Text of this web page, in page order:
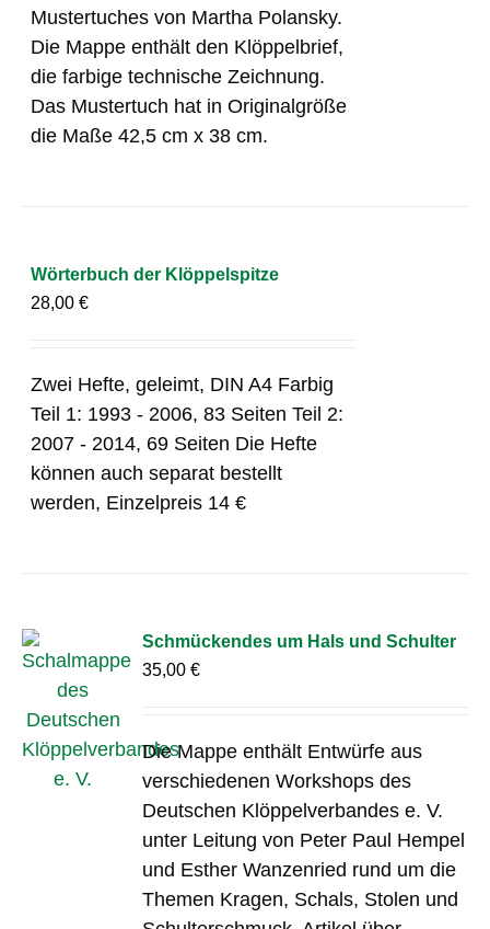
Mustertuches von Martha Polansky.
Die Mappe enthält den Klöppelbrief,
die farbige technische Zeichnung.
Das Mustertuch hat in Originalgröße
die Maße 42,5 cm x 38 cm.
Wörterbuch der Klöppelspitze
28,00€
Zwei Hefte, geleimt, DIN A4 Farbig
Teil 1: 1993 - 2006, 83 Seiten Teil 2:
2007 - 2014, 69 Seiten Die Hefte
können auch separat bestellt
werden, Einzelpreis 14 €
Schmückendes um Hals und Schulter
35,00€
Die Mappe enthält Entwürfe aus
verschiedenen Workshops des
Deutschen Klöppelverbandes e. V.
unter Leitung von Peter Paul Hempel
und Esther Wanzenried rund um die
Themen Kragen, Schals, Stolen und